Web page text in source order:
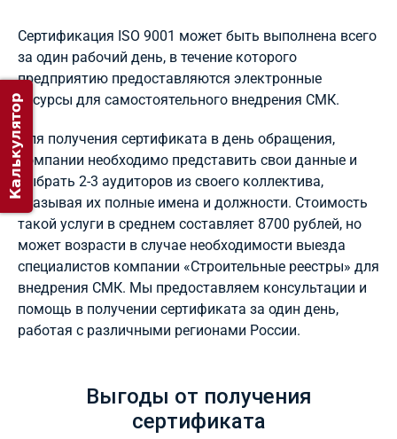
Сертификация ISO 9001 может быть выполнена всего
за один рабочий день, в течение которого
предприятию предоставляются электронные
ресурсы для самостоятельного внедрения СМК.
Для получения сертификата в день обращения,
компании необходимо представить свои данные и
выбрать 2-3 аудиторов из своего коллектива,
указывая их полные имена и должности. Стоимость
такой услуги в среднем составляет 8700 рублей, но
может возрасти в случае необходимости выезда
специалистов компании «Строительные реестры» для
внедрения СМК. Мы предоставляем консультации и
помощь в получении сертификата за один день,
работая с различными регионами России.
Выгоды от получения
сертификата
Калькулятор